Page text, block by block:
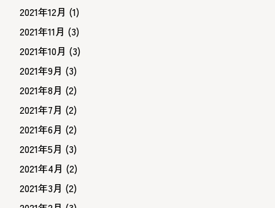
2021年12月 (1)
2021年11月 (3)
2021年10月 (3)
2021年9月 (3)
2021年8月 (2)
2021年7月 (2)
2021年6月 (2)
2021年5月 (3)
2021年4月 (2)
2021年3月 (2)